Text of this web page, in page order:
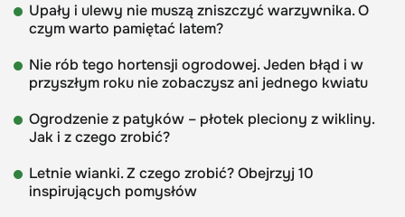
Upały i ulewy nie muszą zniszczyć warzywnika. O
czym warto pamiętać latem?
Nie rób tego hortensji ogrodowej. Jeden błąd i w
przyszłym roku nie zobaczysz ani jednego kwiatu
Ogrodzenie z patyków – płotek pleciony z wikliny.
Jak i z czego zrobić?
Letnie wianki. Z czego zrobić? Obejrzyj 10
inspirujących pomysłów